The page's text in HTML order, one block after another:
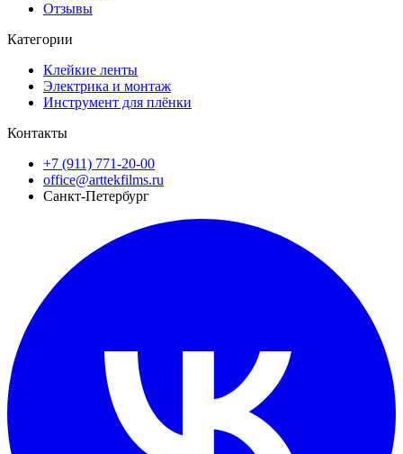
Отзывы
Категории
Клейкие ленты
Электрика и монтаж
Инструмент для плёнки
Контакты
+7 (911) 771-20-00
office@arttekfilms.ru
Санкт-Петербург